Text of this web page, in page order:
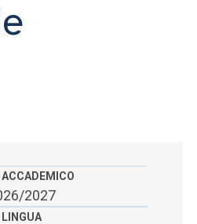
STAFF
2027
LINGUA